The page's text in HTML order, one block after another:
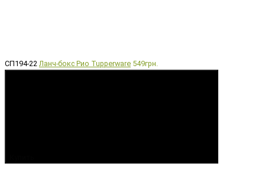
СП194-22 Ланч-бокс Рио Tupperware 549грн.